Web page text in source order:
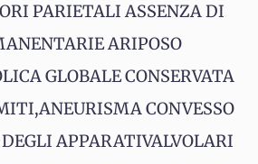
PARIETALI ASSENZA DI
ARIPOSO
GLOBALE CONSERVATA
CONVESSO
APPARATIVALVOLARI